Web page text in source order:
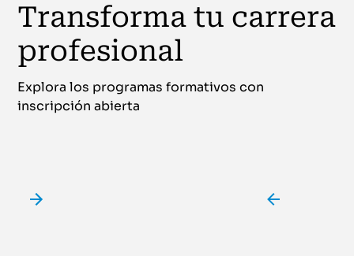
Transforma tu carrera
profesional
Explora los programas formativos con
inscripción abierta